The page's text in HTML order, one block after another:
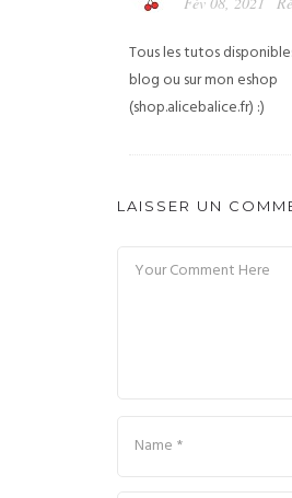
Tous les tutos
blog ou sur mon eshop
(shop.alicebalice.fr) :)
LAISSER UN